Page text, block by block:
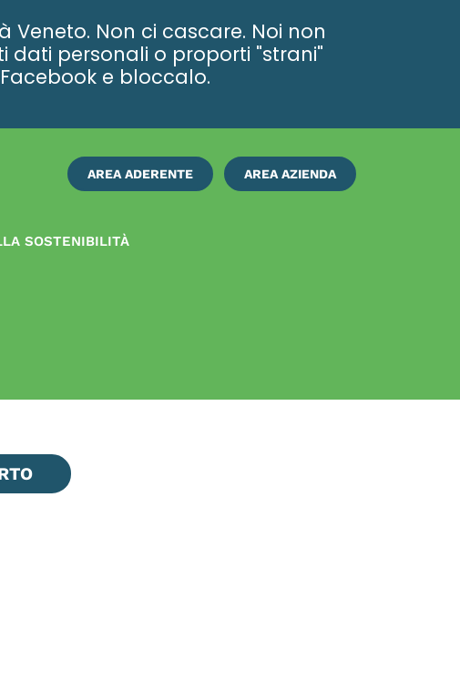
Non ci cascare. Noi non
personali o proporti "strani"
e bloccalo.
AREA ADERENTE AREA AZIENDA
SOSTENIBILITÀ
ISCRIVITI